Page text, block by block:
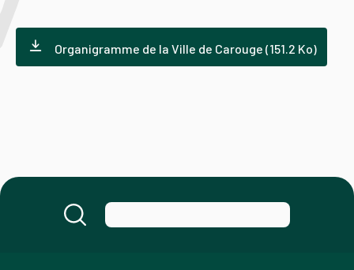
Organigramme de la Ville de Carouge (151.2 Ko)